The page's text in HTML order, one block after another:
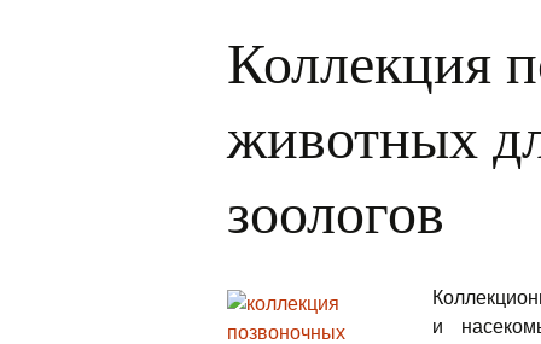
Коллекция
животных
зоологов
и